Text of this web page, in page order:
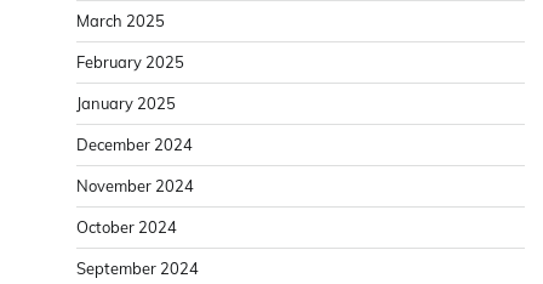
March 2025
February 2025
January 2025
December 2024
November 2024
October 2024
September 2024